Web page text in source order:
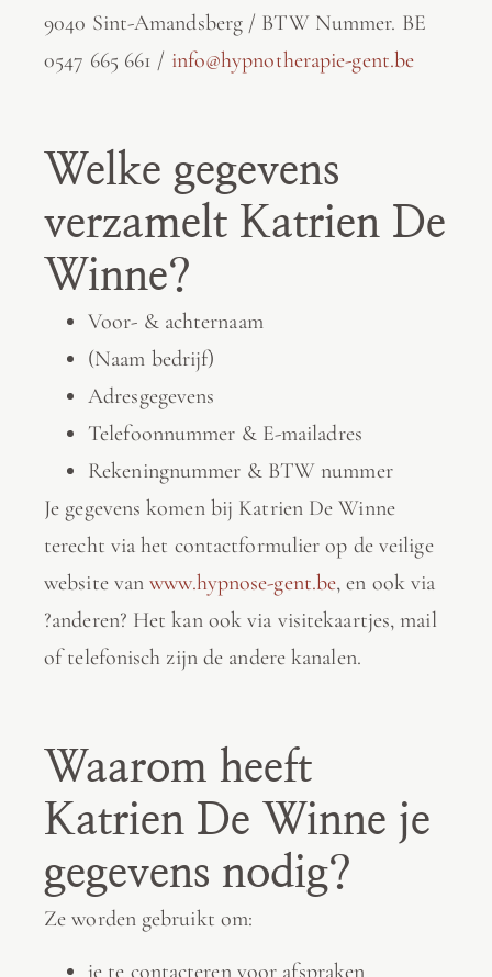
9040 Sint-Amandsberg / BTW Nummer. BE
0547 665 661 / info@hypnotherapie-gent.be
Welke gegevens
verzamelt Katrien De
Winne?
Voor- & achternaam
(Naam bedrijf)
Adresgegevens
Telefoonnummer & E-mailadres
Rekeningnummer & BTW nummer
Je gegevens komen bij Katrien De Winne
terecht via het contactformulier op de veilige
website vanwww.hypnose-gent.be, en ook via
?anderen? Het kan ook via visitekaartjes, mail
of telefonisch zijn de andere kanalen.
Waarom heeft
Katrien De Winne je
gegevens nodig?
Ze worden gebruikt om: